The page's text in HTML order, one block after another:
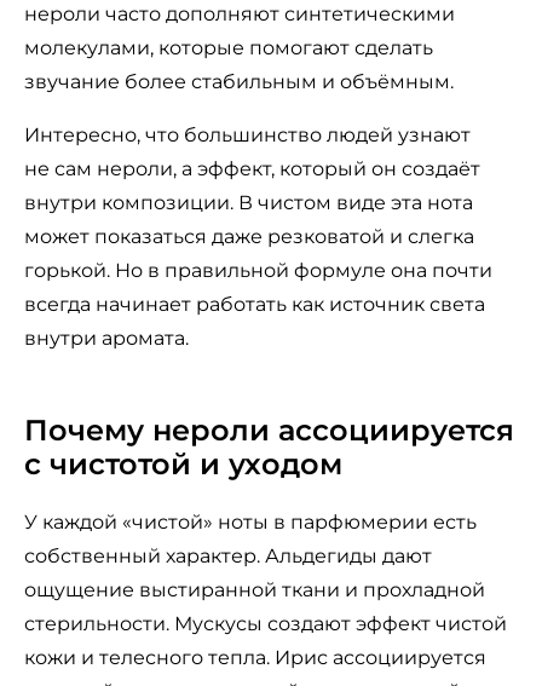
нероли часто дополняют синтетическими
молекулами, которые помогают сделать
звучание более стабильным и объёмным.
Интересно, что большинство людей узнают
не сам нероли, а эффект, который он создаёт
внутри композиции. В чистом виде эта нота
может показаться даже резковатой и слегка
горькой. Но в правильной формуле она почти
всегда начинает работать как источник света
внутри аромата.
Почему нероли ассоциируется
с чистотой и уходом
У каждой «чистой» ноты в парфюмерии есть
собственный характер. Альдегиды дают
ощущение выстиранной ткани и прохладной
стерильности. Мускусы создают эффект чистой
кожи и телесного тепла. Ирис ассоциируется